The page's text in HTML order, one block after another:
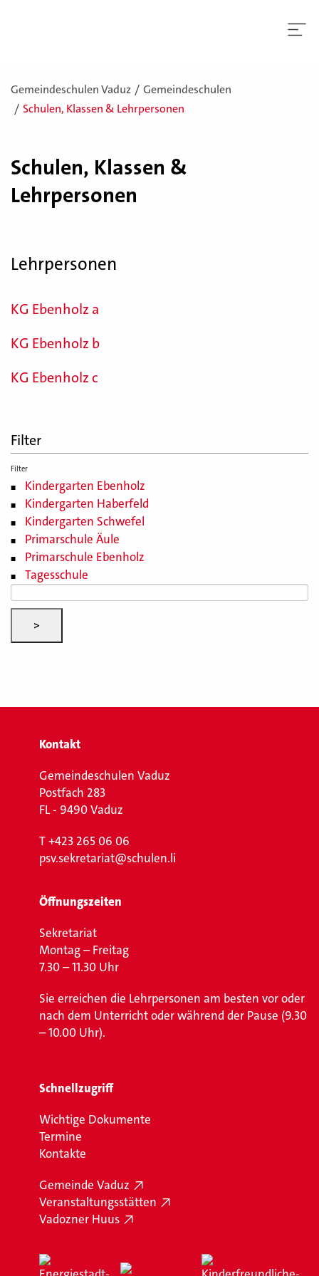
Gemeindeschulen Vaduz
Gemeindeschulen
Schulen, Klassen & Lehrpersonen
Schulen, Klassen &
Lehrpersonen
Lehrpersonen
KG Ebenholz a
KG Ebenholz b
KG Ebenholz c
Filter
Filter
Kindergarten Ebenholz
Kindergarten Haberfeld
Kindergarten Schwefel
Primarschule Äule
Primarschule Ebenholz
Tagesschule
Kontakt
Gemeindeschulen Vaduz
Postfach 283
FL - 9490 Vaduz
T+423 265 06 06
psv.sekretariat@schulen.li
Öffnungszeiten
Sekretariat
Montag – Freitag
7.30 – 11.30 Uhr
Sie erreichen die Lehrpersonen am besten vor oder
nach dem Unterricht oder während der Pause (9.30
– 10.00 Uhr).
Schnellzugriff
Wichtige Dokumente
Termine
Kontakte
Gemeinde Vaduz
Veranstaltungsstätten
Vadozner Huus